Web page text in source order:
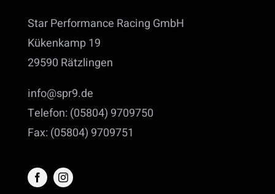
Star Performance Racing GmbH
Kükenkamp 19
29590 Rätzlingen
info@spr9.de
Telefon: (05804) 9709750
Fax: (05804) 9709751